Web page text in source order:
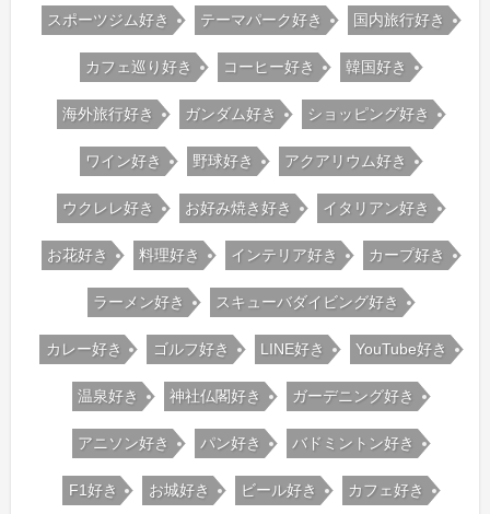
スポーツジム好き テーマパーク好き 国内旅行好き
カフェ巡り好き コーヒー好き 韓国好き
海外旅行好き ガンダム好き ショッピング好き
ワイン好き 野球好き アクアリウム好き
ウクレレ好き お好み焼き好き イタリアン好き
お花好き 料理好き インテリア好き カープ好き
ラーメン好き スキューバダイビング好き
カレー好き ゴルフ好き LINE好き YouTube好き
温泉好き 神社仏閣好き ガーデニング好き
アニソン好き パン好き バドミントン好き
F1好き お城好き ビール好き カフェ好き